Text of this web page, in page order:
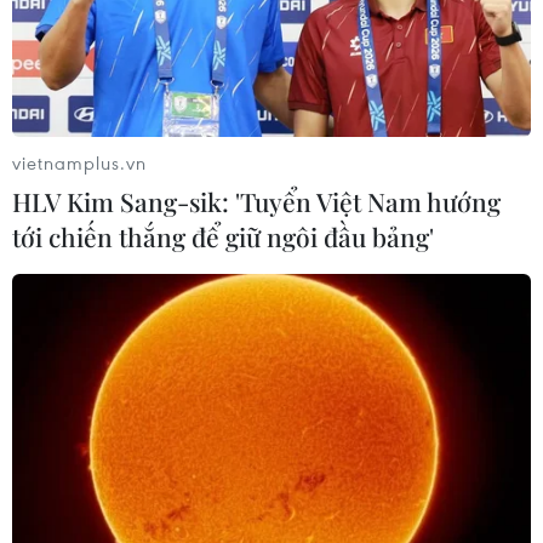
#V-League 2023/24
#Thép Xanh Nam Định
#Hà Nội FC
#Becamex Bình Dương
#Công an Hà Nội FC
#Đông Á Thanh Hóa
#Rafaelson
TP. Hà Nội
Nam Định
Ninh Bình
Tp. Hồ Chí Minh
Theo dõi VietnamPlus
vietnamplus.vn
HLV Kim Sang-sik: 'Tuyển Việt Nam hướng
tới chiến thắng để giữ ngôi đầu bảng'